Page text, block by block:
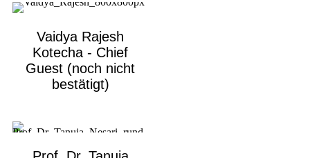
Vaidya Rajesh
Kotecha - Chief
Guest (noch nicht
bestätigt)